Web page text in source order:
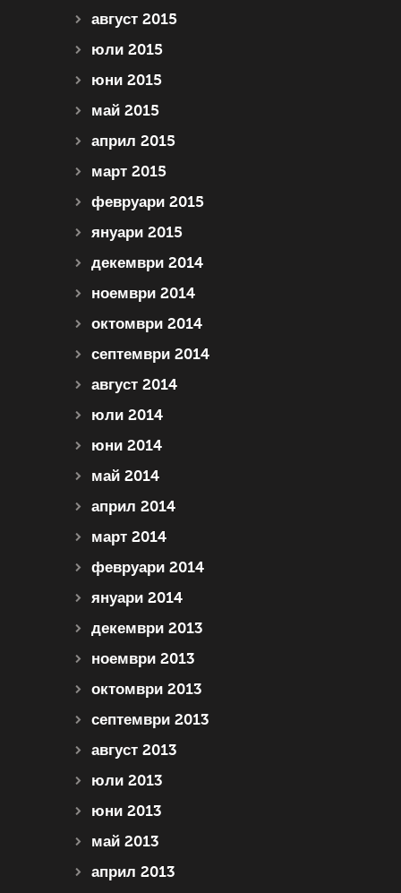
август 2015
юли 2015
юни 2015
май 2015
април 2015
март 2015
февруари 2015
януари 2015
декември 2014
ноември 2014
октомври 2014
септември 2014
август 2014
юли 2014
юни 2014
май 2014
април 2014
март 2014
февруари 2014
януари 2014
декември 2013
ноември 2013
октомври 2013
септември 2013
август 2013
юли 2013
юни 2013
май 2013
април 2013